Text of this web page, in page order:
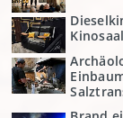
Kinosaal